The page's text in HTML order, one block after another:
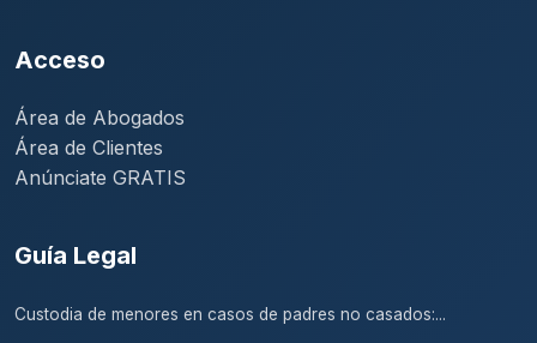
Acceso
Área de Abogados
Área de Clientes
Anúnciate GRATIS
Guía Legal
Custodia de menores en casos de padres no casados:...